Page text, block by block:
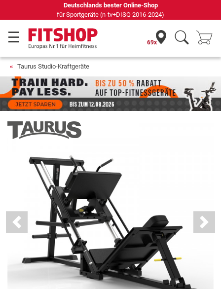
Seit 42 Jahren Ihr Experte für Heimfitness
69x
Taurus Studio-Kraftgeräte
Previous Next